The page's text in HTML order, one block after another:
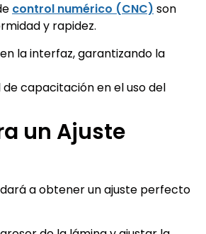
control numérico (CNC) son
y rapidez.
la interfaz, garantizando la
capacitación en el uso del
un Ajuste
a obtener un ajuste perfecto